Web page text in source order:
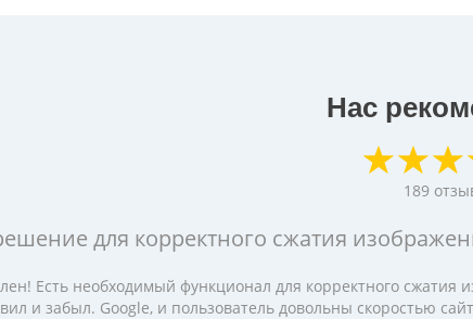
Нас
189
для корректного сжатия
Есть необходимый функционал для корректного
и забыл. Google, и пользователь довольны скоростью